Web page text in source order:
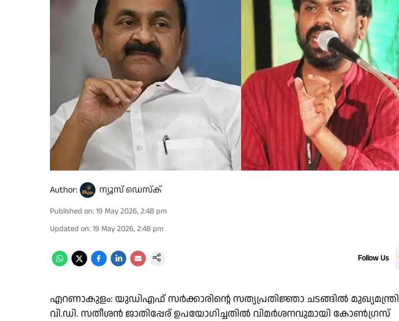
Author: ന്യൂസ് ഡെസ്ക്
Published on:19 May 2026, 2:48 pm
Updated on:19 May 2026, 2:48 pm
Follow Us
എറണാകുളം: യുഡിഎഫ് സർക്കാരിന്റെ സത്യപ്രതിജ്ഞാ ചടങ്ങിൽ മുഖ്യമന്ത്രി
വി.ഡി. സതീശൻ ജാതിപ്പേര് ഉപയോഗിച്ചതിൽ വിമർശനവുമായി കോൺഗ്രസ്